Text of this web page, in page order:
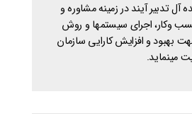
تدبیر آیند در زمینه مشاوره و
وکار، اجرای سیستمها و روش
بهبود و افزایش کارایی سازمان
مینماید.